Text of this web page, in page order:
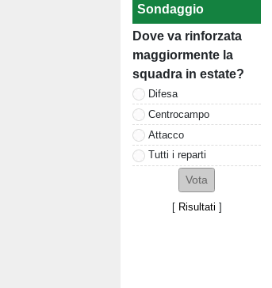
Sondaggio
Dove va rinforzata
maggiormente la
squadra in estate?
Difesa
Centrocampo
Attacco
Tutti i reparti
[ Risultati ]